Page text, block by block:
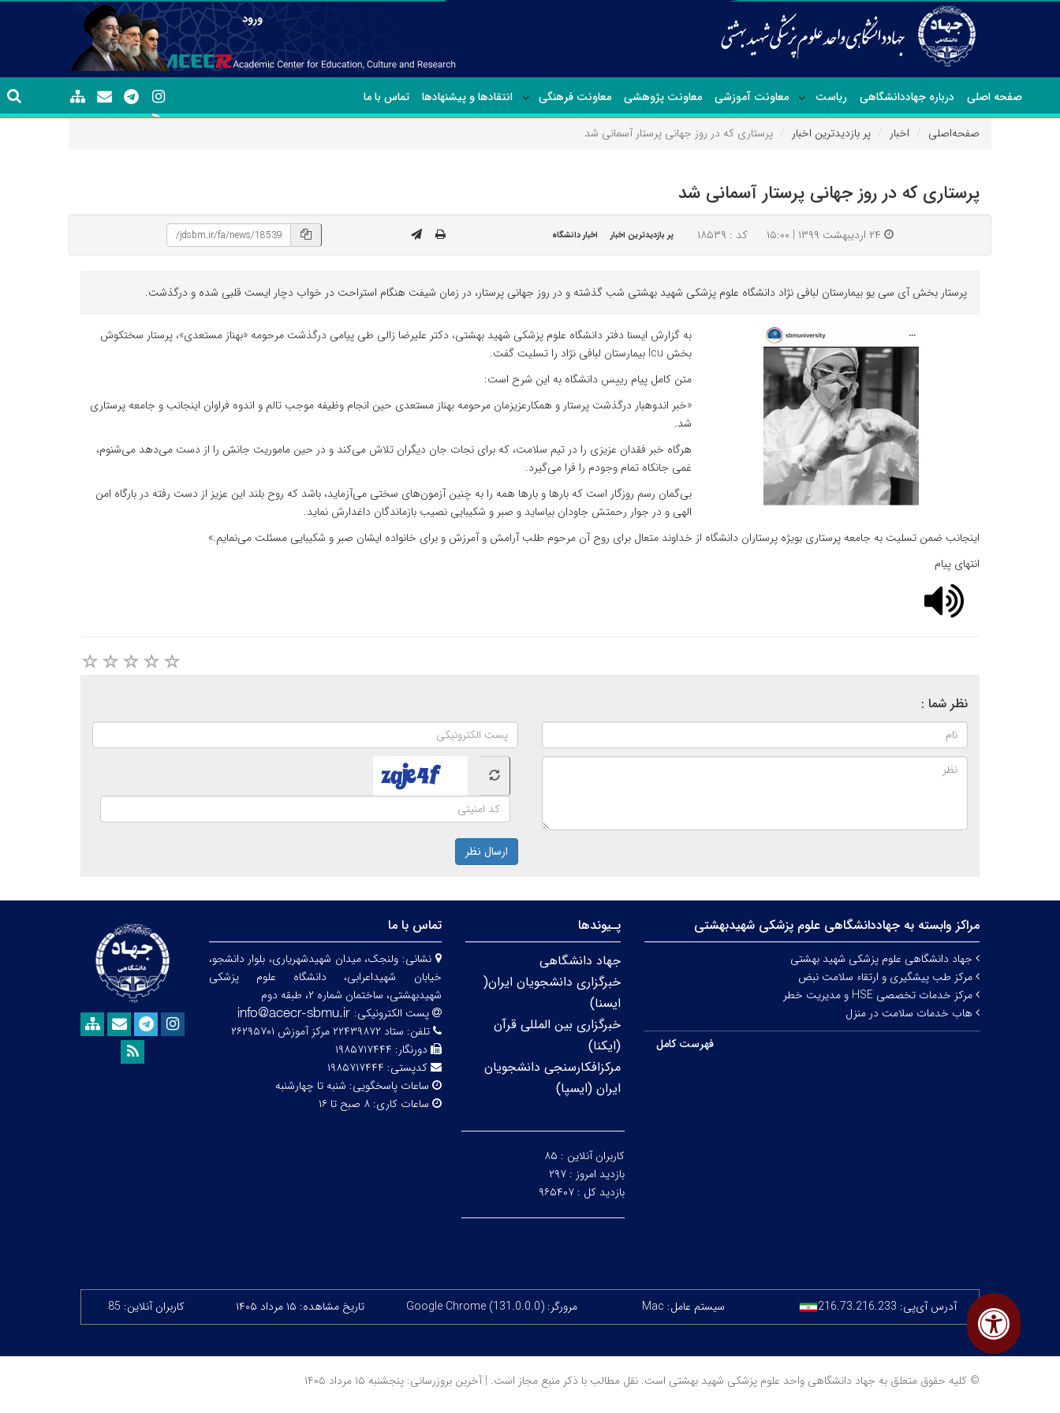
ورود
صفحه اصلی درباره جهاددانشگاهی ریاست معاونت آموزشی معاونت پژوهشی معاونت فرهنگی انتقادها و پیشنهادها تماس با ما
صفحه‌اصلی اخبار پر بازدیدترین اخبار پرستاری که در روز جهانی پرستار آسمانی شد
پرستاری که در روز جهانی پرستار آسمانی شد
۲۴ اردیبهشت ۱۳۹۹ | ۱۵:۰۰ کد : ۱۸۵۳۹ پر بازدیدترین اخبار اخبار دانشگاه
پرستار بخش آی سی یو بیمارستان لبافی نژاد دانشگاه علوم پزشکی شهید بهشتی شب گذشته و در روز جهانی پرستار، در زمان شیفت هنگام استراحت در خواب دچار ایست قلبی شده و درگذشت.
به گزارش ایسنا دفتر دانشگاه علوم پزشکی شهید بهشتی، دکتر علیرضا زالی طی پیامی درگذشت مرحومه «بهناز مستعدی»، پرستار سختکوش
بخش Icu بیمارستان لبافی نژاد را تسلیت گفت.
متن کامل پیام رییس دانشگاه به این شرح است:
«خبر اندوهبار درگذشت پرستار و همکارعزیزمان مرحومه بهناز مستعدی حین انجام وظیفه موجب تالم و اندوه فراوان اینجانب و جامعه پرستاری
شد.
هرگاه خبر فقدان عزیزی را در تیم سلامت، که برای نجات جان دیگران تلاش می‌کند و در حین ماموریت جانش را از دست می‌دهد می‌شنوم،
غمی جانکاه تمام وجودم را فرا می‌گیرد.
بی‌گمان رسم روزگار است که بارها و بارها همه را به چنین آزمون‌های سختی می‌آزماید، باشد که روح بلند این عزیز از دست رفته در بارگاه امن
الهی و در جوار رحمتش جاودان بیاساید و صبر و شکیبایی نصیب بازماندگان داغدارش نماید.
اینجانب ضمن تسلیت به جامعه پرستاری بویژه پرستاران دانشگاه از خداوند متعال برای روح آن مرحوم طلب آرامش و آمرزش و برای خانواده ایشان صبر و شکیبایی مسئلت می‌نمایم.»
انتهای پیام
نظر شما :
ارسال نظر
مراکز وابسته به جهاددانشگاهی علوم‌ پزشکی شهیدبهشتی
جهاد دانشگاهی علوم پزشکی شهید بهشتی
مرکز طب پیشگیری و ارتقاء سلامت نبض
مرکز خدمات تخصصی HSE و مدیریت خطر
هاب خدمات سلامت در منزل
فهرست کامل
پـیوندها
جهاد دانشگاهی
خبرگزاری دانشجویان ایران(
ایسنا)
خبرگزاری بین المللی قرآن
(ایکنا)
مرکزافکارسنجی دانشجویان
ایران (ایسپا)
کاربران آنلاین : ۸۵
بازدید امروز : ۲۹۷
بازدید کل : ۹۶۵۴۰۷
تماس با ما
نشانی: ولنجک، میدان شهیدشهریاری، بلوار دانشجو،
خیابان شهیداعرابی، دانشگاه علوم پزشکی
شهیدبهشتی، ساختمان شماره ۲، طبقه دوم
پست الکترونیکی:
تلفن: ستاد ۲۲۴۳۹۸۷۲ مرکز آموزش ۲۶۲۹۵۷۰۱
دورنگار: ۱۹۸۵۷۱۷۴۴۴
کدپستی: ۱۹۸۵۷۱۷۴۴۴
ساعات پاسخگویی: شنبه تا چهارشنبه
ساعات کاری:۸ صبح تا ۱۶
آدرس آی‌پی: 216.73.216.233 سیستم عامل: Mac مرورگر: Google Chrome (131.0.0.0) تاریخ مشاهده: ۱۵ مرداد ۱۴۰۵ کاربران آنلاین: 85
© کلیه حقوق متعلق به جهاد دانشگاهی واحد علوم پزشکی شهید بهشتی است. نقل مطالب با ذکر منبع مجاز است. | آخرین بروزرسانی: پنجشنبه ۱۵ مرداد ۱۴۰۵